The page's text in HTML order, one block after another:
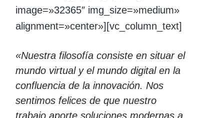
image=»32365″ img_size=»medium»
alignment=»center»][vc_column_text]
«Nuestra filosofía consiste en situar el
mundo virtual y el mundo digital en la
confluencia de la innovación. Nos
sentimos felices de que nuestro
trabajo aporte soluciones modernas a